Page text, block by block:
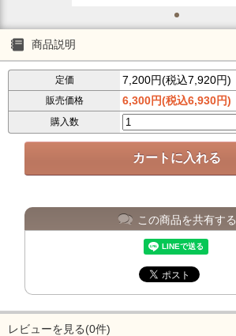
商品説明
定価 7,200円(税込7,920円)
販売価格 6,300円(税込6,930円)
購入数
この商品を共有する
レビューを見る(0件)